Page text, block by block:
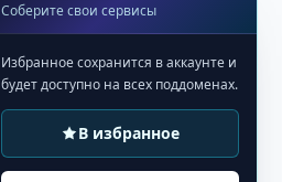
Соберите свои сервисы
Избранное сохранится в аккаунте и
будет доступно на всех поддоменах.
В избранное